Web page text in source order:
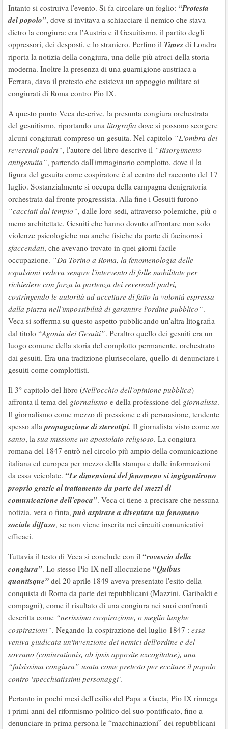
Intanto si costruiva l'evento. Si fa circolare un foglio: “Protesta
del popolo”, dove si invitava a schiacciare il nemico che stava
dietro la congiura: era l'Austria e il Gesuitismo, il partito degli
oppressori, dei desposti, e lo straniero. Perfino il Times di Londra
riporta la notizia della congiura, una delle più atroci della storia
moderna. Inoltre la presenza di una guarnigione austriaca a
Ferrara, dava il pretesto che esisteva un appoggio militare ai
congiurati di Roma contro Pio IX.
A questo punto Veca descrive, la presunta congiura orchestrata
del gesuitismo, riportando una litografia dove si possono scorgere
alcuni congiurati compreso un gesuita. Nel capitolo “L'ombra dei
reverendi padri”, l'autore del libro descrive il “Risorgimento
antigesuita”, partendo dall'immaginario complotto, dove il la
figura del gesuita come cospiratore è al centro del racconto del 17
luglio. Sostanzialmente si occupa della campagna denigratoria
orchestrata dal fronte progressista. Alla fine i Gesuiti furono
“cacciati dal tempio”, dalle loro sedi, attraverso polemiche, più o
meno architettate. Gesuiti che hanno dovuto affrontare non solo
violenze psicologiche ma anche fisiche da parte di facinorosi
sfaccendati, che avevano trovato in quei giorni facile
occupazione. “Da Torino a Roma, la fenomenologia delle
espulsioni vedeva sempre l'intervento di folle mobilitate per
richiedere con forza la partenza dei reverendi padri,
costringendo le autorità ad accettare di fatto la volontà espressa
dalla piazza nell'impossibilità di garantire l'ordine pubblico”.
Veca si sofferma su questo aspetto pubblicando un'altra litografia
dal titolo “Agonia dei Gesuiti”. Peraltro quello dei gesuiti era un
luogo comune della storia del complotto permanente, orchestrato
dai gesuiti. Era una tradizione plurisecolare, quello di denunciare i
gesuiti come complottisti.
Il 3° capitolo del libro (Nell'occhio dell'opinione pubblica)
affronta il tema del giornalismo e della professione del giornalista.
Il giornalismo come mezzo di pressione e di persuasione, tendente
spesso allapropagazione di stereotipi. Il giornalista visto come un
santo, la sua missione un apostolato religioso. La congiura
romana del 1847 entrò nel circolo più ampio della comunicazione
italiana ed europea per mezzo della stampa e dalle informazioni
da essa veicolate. “Le dimensioni del fenomeno si ingigantirono
proprio grazie al trattamento da parte dei mezzi di
comunicazione dell'epoca”. Veca ci tiene a precisare che nessuna
notizia, vera o finta, può aspirare a diventare un fenomeno
sociale diffuso, se non viene inserita nei circuiti comunicativi
efficaci.
Tuttavia il testo di Veca si conclude con il “rovescio della
congiura”. Lo stesso Pio IX nell'allocuzione “Quibus
quantisque” del 20 aprile 1849 aveva presentato l'esito della
conquista di Roma da parte dei repubblicani (Mazzini, Garibaldi e
compagni), come il risultato di una congiura nei suoi confronti
descritta come “nerissima cospirazione, o meglio lunghe
cospirazioni”. Negando la cospirazione del luglio 1847 : essa
veniva giudicata un'invenzione dei nemici dell'ordine e del
sovrano (coniurationis, ab ipsis apposite excogitatae), una
“falsissima congiura” usata come pretesto per eccitare il popolo
contro 'specchiatissimi personaggi'.
Pertanto in pochi mesi dell'esilio del Papa a Gaeta, Pio IX rinnega
i primi anni del riformismo politico del suo pontificato, fino a
denunciare in prima persona le “macchinazioni” dei repubblicani